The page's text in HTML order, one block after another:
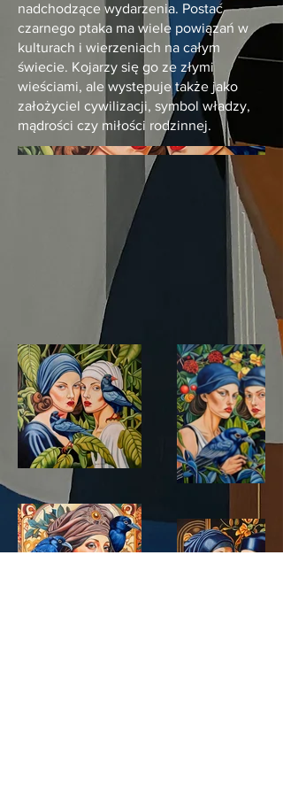
nadchodzące wydarzenia. Postać
czarnego ptaka ma wiele powiązań w
kulturach i wierzeniach na całym
świecie. Kojarzy się go ze złymi
wieściami, ale występuje także jako
założyciel cywilizacji, symbol władzy,
mądrości czy miłości rodzinnej.